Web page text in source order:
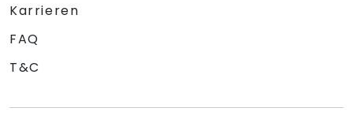
Karrieren
FAQ
T&C